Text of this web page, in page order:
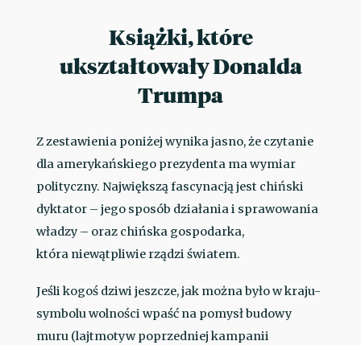
Książki, które
ukształtowały Donalda
Trumpa
Z zestawienia poniżej wynika jasno, że czytanie
dla amerykańskiego prezydenta ma wymiar
polityczny. Największą fascynacją jest chiński
dyktator – jego sposób działania i sprawowania
władzy – oraz chińska gospodarka,
która niewątpliwie rządzi światem.
Jeśli kogoś dziwi jeszcze, jak można było w kraju-
symbolu wolności wpaść na pomysł budowy
muru (lajtmotyw poprzedniej kampanii